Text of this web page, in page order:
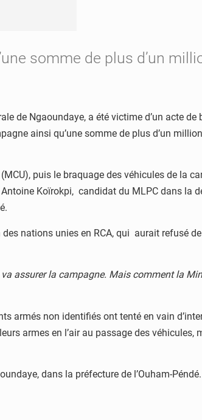
somme de plus d’un
de Ngaoundaye, a été victime d’un acte
ainsi qu’une somme de plus d’un
puis le braquage des véhicules de la
Koïrokpi, candidat du MLPC dans la
nations unies en RCA, qui aurait refusé
assurer la campagne. Mais comment la
armés non identifiés ont tenté en vain
armes en l’air au passage des véhicules,
dans la préfecture de l’Ouham-Péndé.